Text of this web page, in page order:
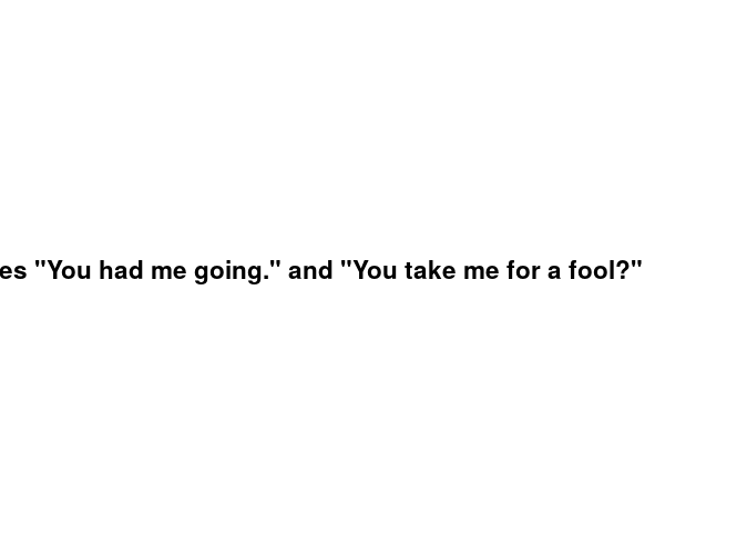
"You had me going." and "You take me for a fool?"